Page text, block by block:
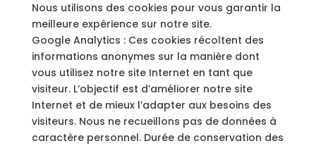
Nous utilisons des cookies pour vous garantir la
meilleure expérience sur notre site.
Google Analytics : Ces cookies récoltent des
informations anonymes sur la manière dont
vous utilisez notre site Internet en tant que
visiteur. L’objectif est d’améliorer notre site
Internet et de mieux l’adapter aux besoins des
visiteurs. Nous ne recueillons pas de données à
caractère personnel. Durée de conservation des